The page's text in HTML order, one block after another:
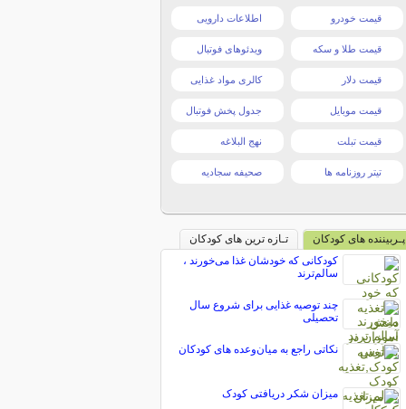
قیمت خودرو اطلاعات دارویی
قیمت طلا و سکه ویدئوهای فوتبال
قیمت دلار کالری مواد غذایی
قیمت موبایل جدول پخش فوتبال
قیمت تبلت نهج البلاغه
تیتر روزنامه ها صحیفه سجادیه
پـربیننده های کودکان
تـازه ترین های کودکان
کودکانی که خودشان غذا می‌خورند ،
سالم‌ترند
چند توصیه غذایی برای شروع سال
تحصیلی
نکاتی راجع به میان‌وعده های کودکان
میزان شکر دریافتی کودک